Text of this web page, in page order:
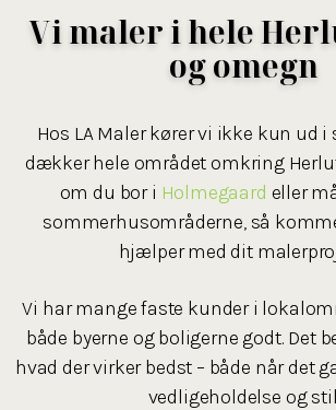
Vi maler i hele
og omegn
Hos LA Maler kører vi ikke kun ud i
dækker hele området omkring
om du bor i Holmegaard eller
sommerhusområderne, så
hjælper med dit
Vi har mange faste kunder i
både byerne og boligerne godt. Det
hvad der virker bedst – både når det
vedligeholdelse og